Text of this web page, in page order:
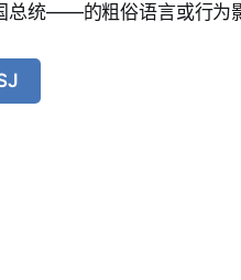
统——的粗俗语言或行为